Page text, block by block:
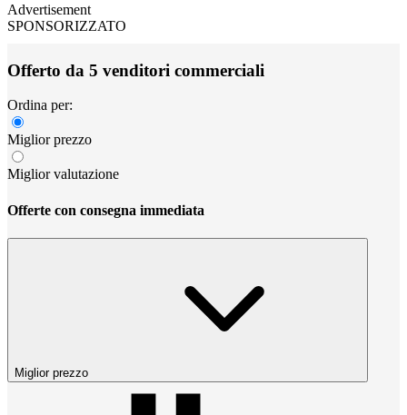
Advertisement
SPONSORIZZATO
Offerto da 5 venditori commerciali
Ordina per:
Miglior prezzo
Miglior valutazione
Offerte con consegna immediata
Miglior prezzo